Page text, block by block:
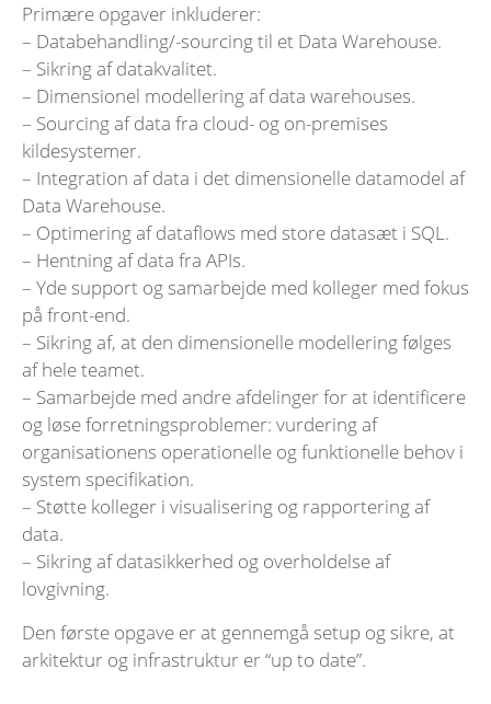
Primære opgaver inkluderer:
– Databehandling/-sourcing til et Data Warehouse.
– Sikring af datakvalitet.
– Dimensionel modellering af data warehouses.
– Sourcing af data fra cloud- og on-premises
kildesystemer.
– Integration af data i det dimensionelle datamodel af
Data Warehouse.
– Optimering af dataflows med store datasæt i SQL.
– Hentning af data fra APIs.
– Yde support og samarbejde med kolleger med fokus
på front-end.
– Sikring af, at den dimensionelle modellering følges
af hele teamet.
– Samarbejde med andre afdelinger for at identificere
og løse forretningsproblemer: vurdering af
organisationens operationelle og funktionelle behov i
system specifikation.
– Støtte kolleger i visualisering og rapportering af
data.
– Sikring af datasikkerhed og overholdelse af
lovgivning.
Den første opgave er at gennemgå setup og sikre, at
arkitektur og infrastruktur er “up to date”.